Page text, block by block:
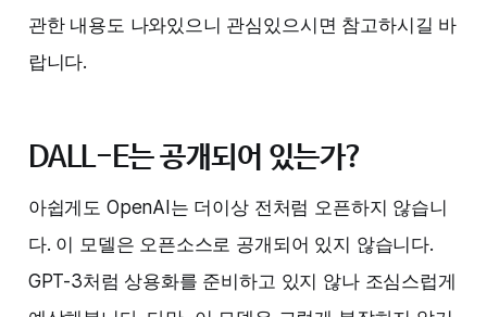
관한 내용도 나와있으니 관심있으시면 참고하시길 바
랍니다.
DALL-E는 공개되어 있는가?
아쉽게도 OpenAI는 더이상 전처럼 오픈하지 않습니
다. 이 모델은 오픈소스로 공개되어 있지 않습니다.
GPT-3처럼 상용화를 준비하고 있지 않나 조심스럽게